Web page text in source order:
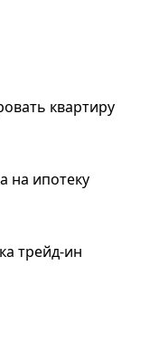
квартиру
на ипотеку
трейд-ин